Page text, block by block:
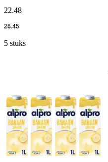
22.48
26.45
5 stuks